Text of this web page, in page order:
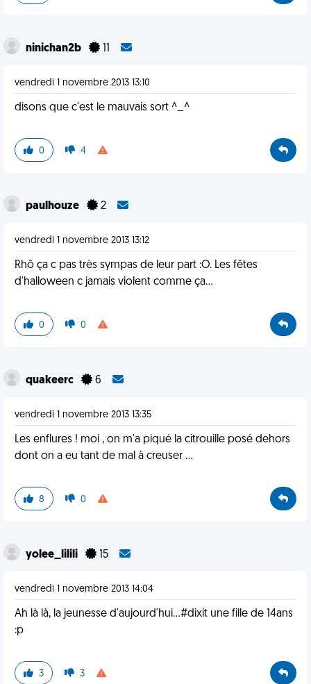
ninichan2b
vendredi 1 novembre 2013 13:10
disons que c'est le mauvais sort ^_^
0 4
paulhouze 2
vendredi 1 novembre 2013 13:12
Rhô ça c pas très sympas de leur part :O. Les fêtes
d'halloween c jamais violent comme ça...
0 0
quakeerc 6
vendredi 1 novembre 2013 13:35
Les enflures ! moi , on m'a piqué la citrouille posé dehors
dont on a eu tant de mal à creuser ...
8 0
yolee_lilili 15
vendredi 1 novembre 2013 14:04
Ah là là, la jeunesse d'aujourd'hui...#dixit une fille de 14ans
:p
3 3